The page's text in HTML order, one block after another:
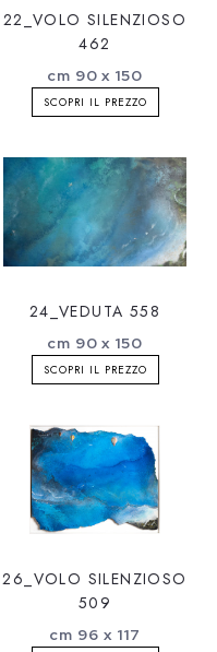
22_VOLO SILENZIOSO
462
cm 90 x 150
SCOPRI IL PREZZO
24_VEDUTA 558
cm 90 x 150
SCOPRI IL PREZZO
26_VOLO SILENZIOSO
509
cm 96 x 117